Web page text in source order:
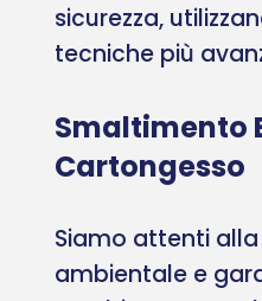
sicurezza,
tecniche più
Smaltimento
Cartongesso
Siamo attenti
ambientale e